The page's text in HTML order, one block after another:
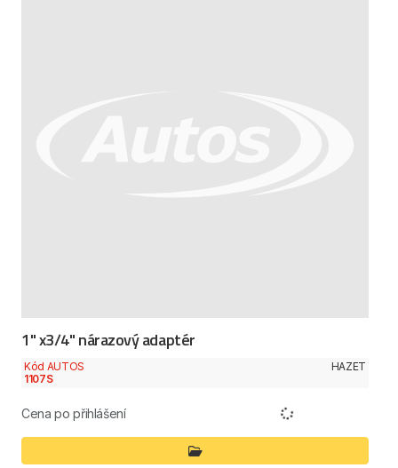
1" x3/4" nárazový adaptér
Kód AUTOS
1107S
HAZET
Cena po přihlášení